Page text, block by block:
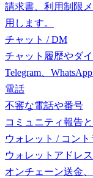
請求書、利用制限
用します。
チャット / DM
チャット履歴やダ
Telegram、
電話
不審な電話や番号
コミュニティ報告
ウォレット / コント
ウォレットアドレ
オンチェーン送金